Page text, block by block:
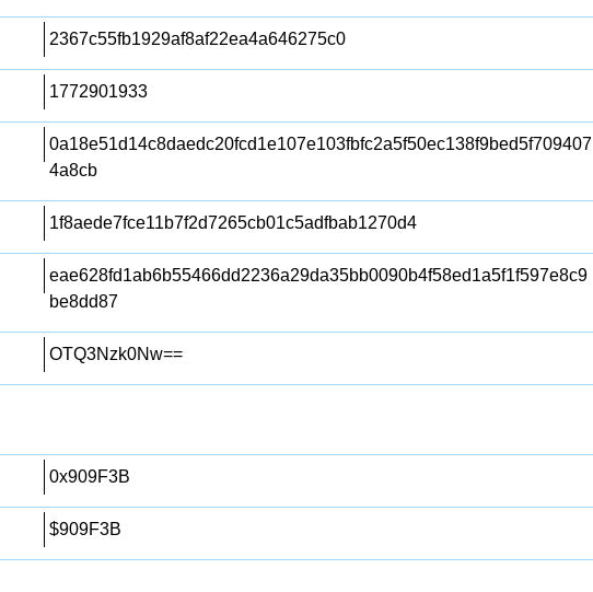
2367c55fb1929af8af22ea4a646275c0
1772901933
0a18e51d14c8daedc20fcd1e107e103fbfc2a5f50ec138f9bed5f709407
4a8cb
1f8aede7fce11b7f2d7265cb01c5adfbab1270d4
eae628fd1ab6b55466dd2236a29da35bb0090b4f58ed1a5f1f597e8c9
be8dd87
OTQ3Nzk0Nw==
0x909F3B
$909F3B